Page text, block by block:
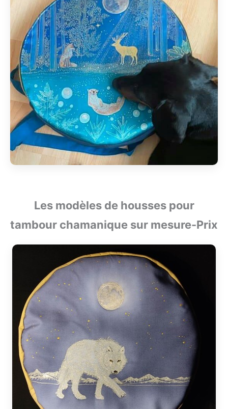
Les modèles de housses pour
tambour chamanique sur mesure-Prix